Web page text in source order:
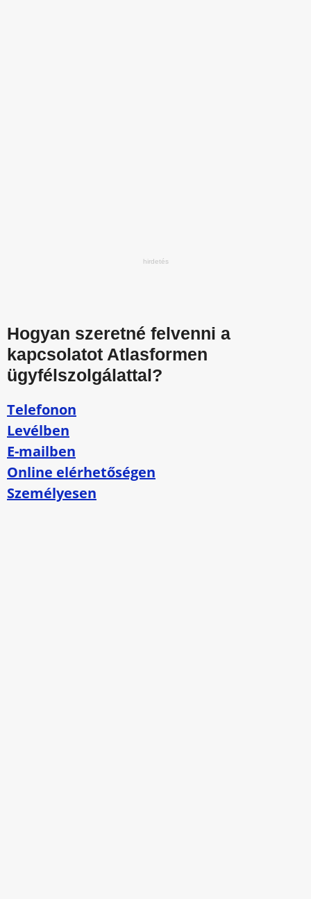
Hogyan szeretné felvenni a
kapcsolatot Atlasformen
ügyfélszolgálattal?
Telefonon
Levélben
E-mailben
Online elérhetőségen
Személyesen